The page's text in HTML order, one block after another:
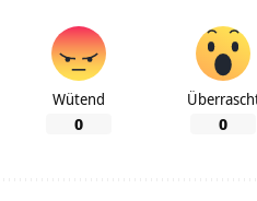
Wütend
0 0